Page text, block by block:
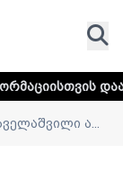
ლინკს
ა...